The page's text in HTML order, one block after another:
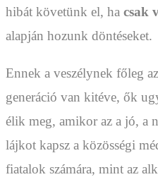
hibát követünk el, ha csak
alapján hozunk döntéseket.
Ennek a veszélynek főleg
generáció van kitéve, ők
élik meg, amikor az a jó, a
lájkot kapsz a közösségi
fiatalok számára, mint az